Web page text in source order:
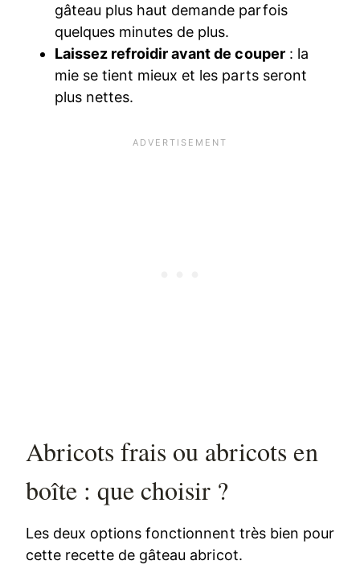
gâteau plus haut demande parfois
quelques minutes de plus.
Laissez refroidir avant de couper: la
mie se tient mieux et les parts seront
plus nettes.
Abricots frais ou abricots en
boîte : que choisir ?
Les deux options fonctionnent très bien pour
cette recette de gâteau abricot.